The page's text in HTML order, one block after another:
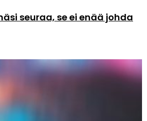
seuraa, se ei enää johda